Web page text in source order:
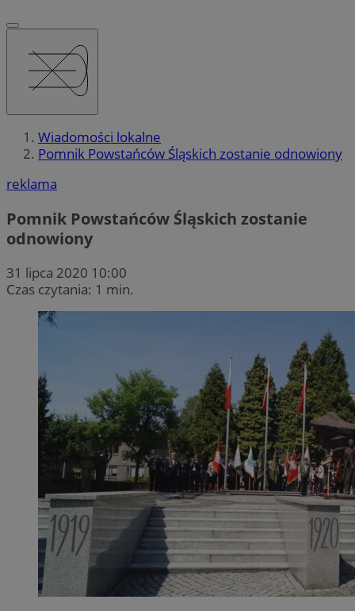
Wiadomości lokalne
Pomnik Powstańców Śląskich zostanie odnowiony
reklama
Pomnik Powstańców Śląskich zostanie
odnowiony
31 lipca 2020 10:00
Czas czytania: 1 min.